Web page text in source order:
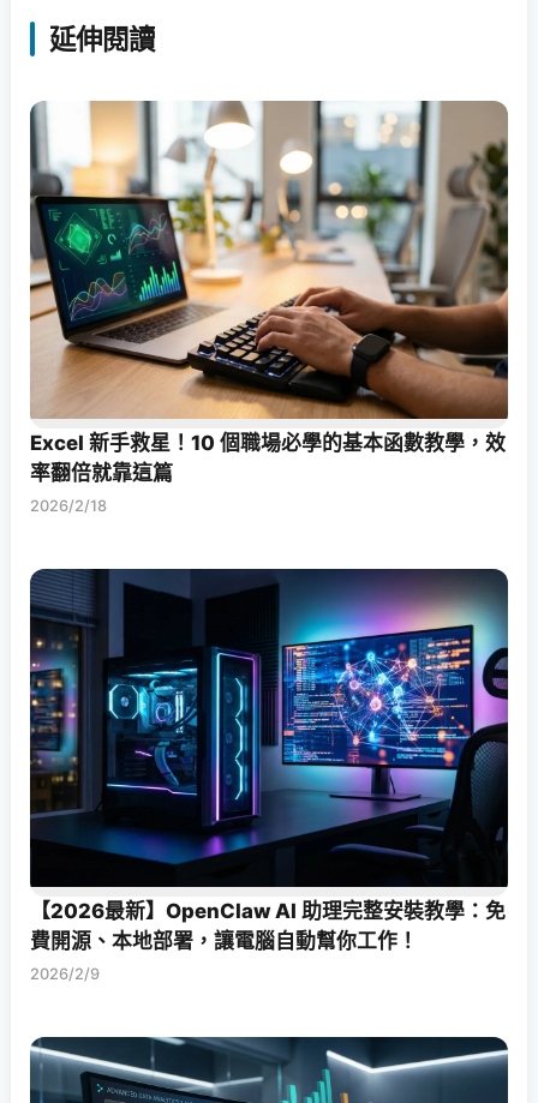
延伸閱讀
Excel 新手救星！10 個職場必學的基本函數教學，效
率翻倍就靠這篇
2026/2/18
【2026最新】OpenClaw AI 助理完整安裝教學：免
費開源、本地部署，讓電腦自動幫你工作！
2026/2/9